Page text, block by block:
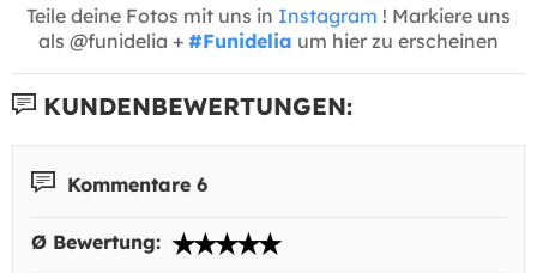
Teile deine Fotos mit uns in Instagram ! Markiere uns
als @funidelia + #Funidelia um hier zu erscheinen
KUNDENBEWERTUNGEN:
Kommentare 6
Ø Bewertung: